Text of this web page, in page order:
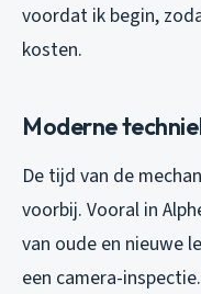
voordat ik begin,
kosten.
Moderne
De tijd van de
voorbij. Vooral in
van oude en nieuwe
een camera-